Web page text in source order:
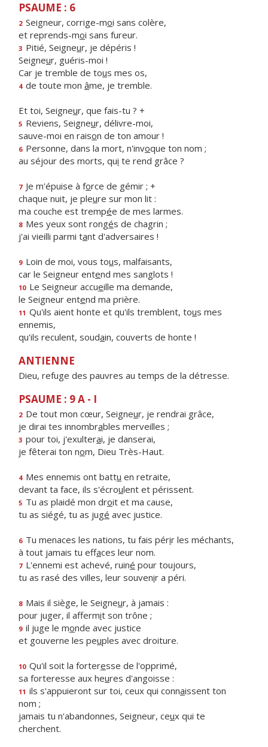
PSAUME : 6
2 Seigneur, corrige-moi sans colère,
et reprends-moi sans fureur.
3 Pitié, Seigneur, je dépéris !
Seigneur, guéris-moi !
Car je tremble de tous mes os,
4 de toute mon âme, je tremble.
Et toi, Seigneur, que fais-tu ? +
5 Reviens, Seigneur, délivre-moi,
sauve-moi en raison de ton amour !
6 Personne, dans la mort, n'invoque ton nom ;
au séjour des morts, qui te rend grâce ?
7 Je m'épuise à force de gémir ; +
chaque nuit, je pleure sur mon lit :
ma couche est trempée de mes larmes.
8 Mes yeux sont rongés de chagrin ;
j'ai vieilli parmi tant d'adversaires !
9 Loin de moi, vous tous, malfaisants,
car le Seigneur entend mes sanglots !
10 Le Seigneur accueille ma demande,
le Seigneur entend ma prière.
11 Qu'ils aient honte et qu'ils tremblent, tous mes
ennemis,
qu'ils reculent, soudain, couverts de honte !
ANTIENNE
Dieu, refuge des pauvres au temps de la détresse.
PSAUME : 9 A - I
2 De tout mon cœur, Seigneur, je rendrai grâce,
je dirai tes innombrables merveilles ;
3 pour toi, j'exulterai, je danserai,
je fêterai ton nom, Dieu Très-Haut.
4 Mes ennemis ont battu en retraite,
devant ta face, ils s'écroulent et périssent.
5 Tu as plaidé mon droit et ma cause,
tu as siégé, tu as jugé avec justice.
6 Tu menaces les nations, tu fais périr les méchants,
à tout jamais tu effaces leur nom.
7 L'ennemi est achevé, ruiné pour toujours,
tu as rasé des villes, leur souvenir a péri.
8 Mais il siège, le Seigneur, à jamais :
pour juger, il affermit son trône ;
9 il juge le monde avec justice
et gouverne les peuples avec droiture.
10 Qu'il soit la forteresse de l'opprimé,
sa forteresse aux heures d'angoisse :
11 ils s'appuieront sur toi, ceux qui connaissent ton
nom ;
jamais tu n'abandonnes, Seigneur, ceux qui te
cherchent.